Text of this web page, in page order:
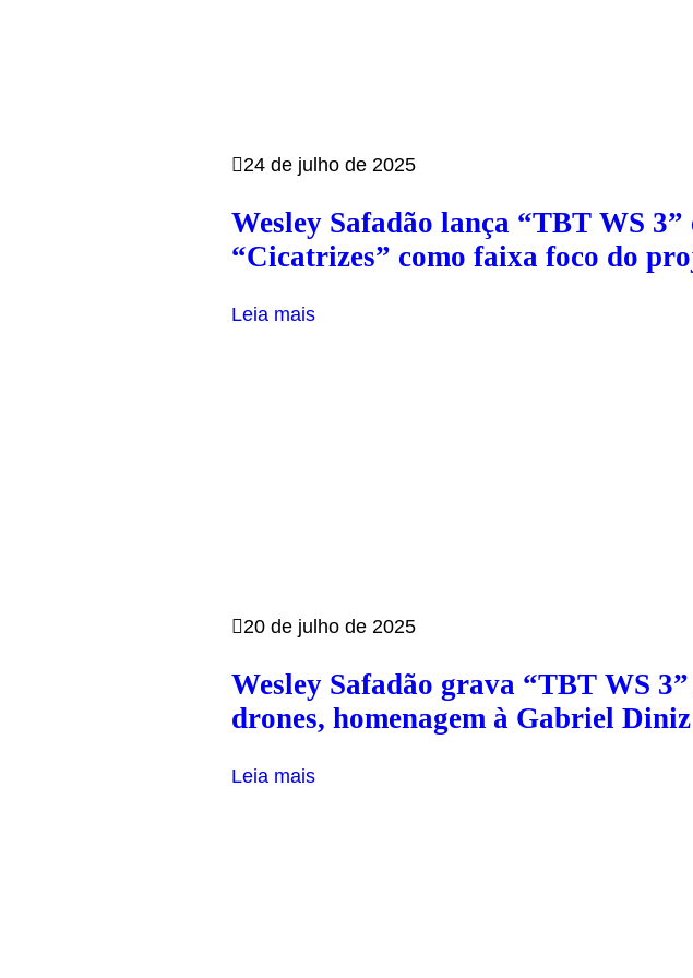
24 de julho de 2025
Wesley Safadão lança “TBT WS 3”
“Cicatrizes” como faixa foco do
Leia mais
20 de julho de 2025
Wesley Safadão grava “TBT WS
drones, homenagem à Gabriel
Leia mais